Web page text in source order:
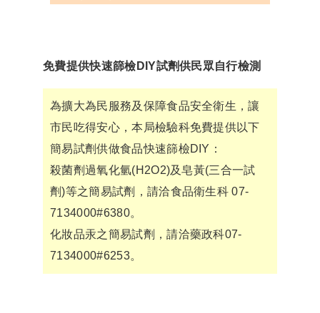
免費提供快速篩檢DIY試劑供民眾自行檢測
為擴大為民服務及保障食品安全衛生，讓
市民吃得安心，本局檢驗科免費提供以下
簡易試劑供做食品快速篩檢DIY：
殺菌劑過氧化氫(H2O2)及皂黃(三合一試
劑)等之簡易試劑，請洽食品衛生科 07-
7134000#6380。
化妝品汞之簡易試劑，請洽藥政科07-
7134000#6253。